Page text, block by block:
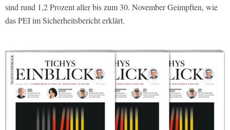
sind rund 1,2 Prozent aller bis zum 30. November Geimpften, wie
das PEI im Sicherheitsbericht erklärt.